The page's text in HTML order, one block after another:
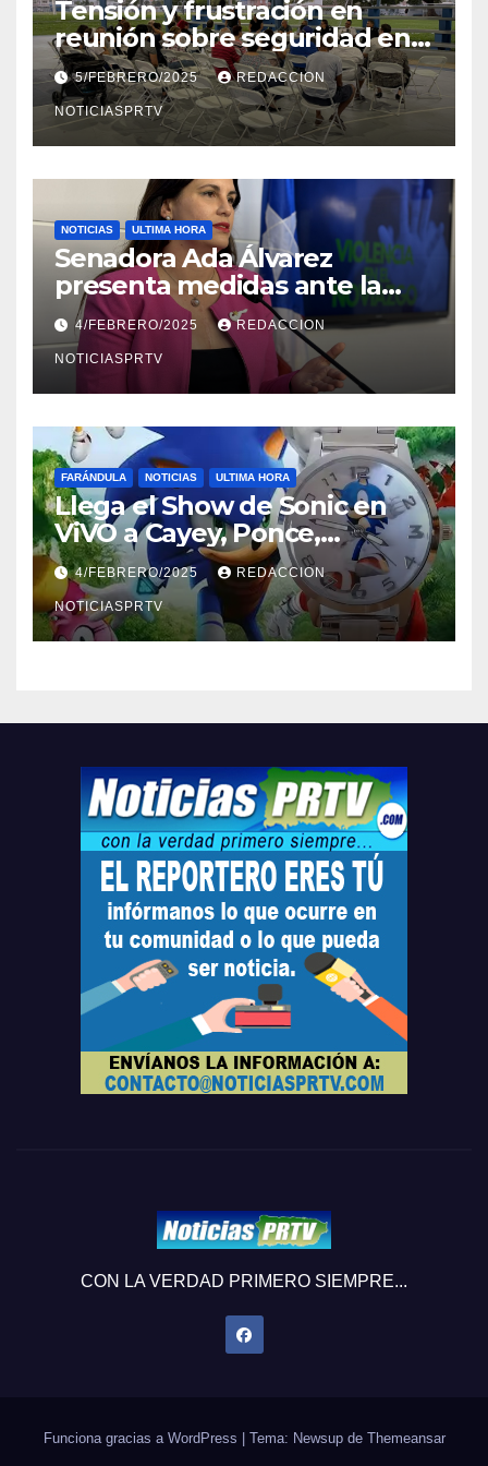
Tensión y frustración en
reunión sobre seguridad en
Reparto Metropolitano
5/FEBRERO/2025 REDACCION
NOTICIASPRTV
NOTICIAS ULTIMA HORA
Senadora Ada Álvarez
presenta medidas ante la
violencia en el noviazgo
4/FEBRERO/2025 REDACCION
NOTICIASPRTV
FARÁNDULA NOTICIAS ULTIMA HORA
Llega el Show de Sonic en
ViVO a Cayey, Ponce,
Barceloneta y Humacao,
Relojes gratis para el que
compre ahora….
4/FEBRERO/2025 REDACCION
NOTICIASPRTV
CON LA VERDAD PRIMERO SIEMPRE...
Funciona gracias a WordPress | Tema: Newsup de Themeansar